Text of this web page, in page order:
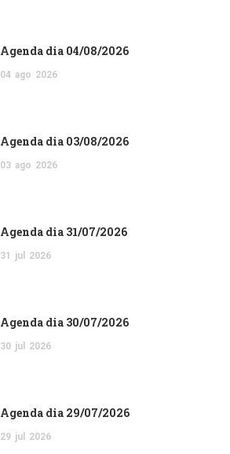
Agenda dia 04/08/2026
04 ago 2026
Agenda dia 03/08/2026
03 ago 2026
Agenda dia 31/07/2026
31 jul 2026
Agenda dia 30/07/2026
30 jul 2026
Agenda dia 29/07/2026
29 jul 2026